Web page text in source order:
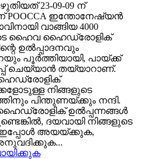
23-09-09 ന്
POOCCA ഇന്തോനേഷ്യൻ
വാങ്ങിയ 4000
ഹൈവ ഹൈഡ്രോളിക്
ഉൽപ്പാദനവും
പൂർത്തിയായി, പായ്ക്ക്
ചെയ്യാൻ തയ്യാറാണ്.
ഹൈഡ്രോളിക്
നിങ്ങളുടെ
പിന്തുണയ്ക്കും നന്ദി.
ഹൈഡ്രോളിക് ഉൽപ്പന്നങ്ങൾ
ദയവായി നിങ്ങളുടെ
അയയ്ക്കുക,